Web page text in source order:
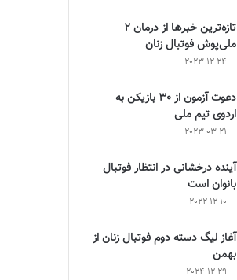
تازه‌ترین خبرها از درمان ۲
ملی‌پوش فوتبال زنان
2023-12-24
دعوت آزمون از 30 بازیکن به
اردوی تیم ملی
2023-03-21
آینده درخشانی در انتظار فوتبال
بانوان است
2022-12-10
آغاز لیگ دسته دوم فوتبال زنان از
بهمن
2024-12-29